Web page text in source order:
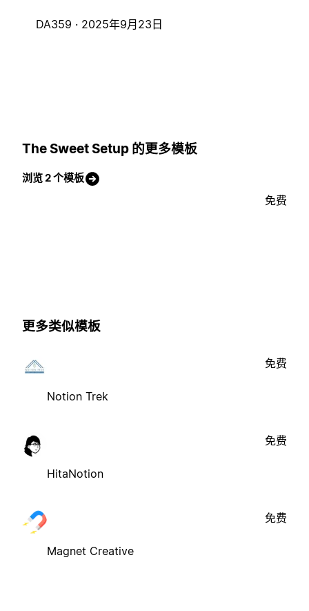
DA359 · 2025年9月23日
The Sweet Setup 的更多模板
浏览 2 个模板
免费
更多类似模板
Notion Trek
免费
HitaNotion
免费
Magnet Creative
免费